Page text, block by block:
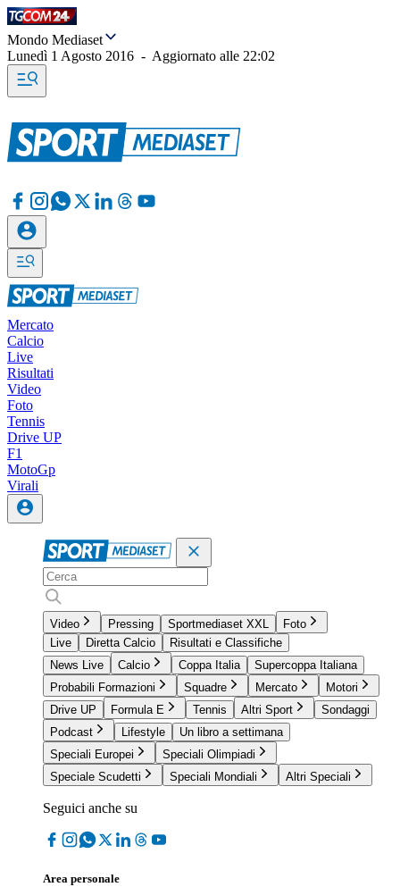
Mondo Mediaset
Lunedì 1 Agosto 2016 - Aggiornato alle 22:02
Mercato
Calcio
Live
Risultati
Video
Foto
Tennis
Drive UP
F1
MotoGp
Virali
Video Pressing Sportmediaset XXL
Foto
Live
Diretta Calcio
Risultati e Classifiche
News Live
Calcio Coppa Italia
Supercoppa Italiana
Probabili Formazioni
Squadre Mercato
Motori
Drive UP
Formula E Tennis Altri Sport
Sondaggi
Podcast
Lifestyle
Un libro a settimana
Speciali Europei
Speciali Olimpiadi
Speciale Scudetti
Speciali Mondiali Altri Speciali
Seguici anche su
Area personale